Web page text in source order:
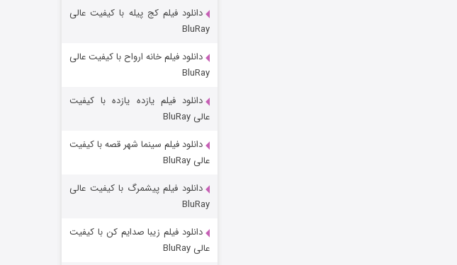
خاندان اژدها فصل ۳
جادوگری در مغولستان
دانلود فیلم کج‌ پیله با کیفیت عالی
BluRay
دانلود فیلم خانه ارواح با کیفیت عالی
BluRay
دانلود فیلم یازده یازده با کیفیت
عالی BluRay
دانلود فیلم سینما شهر قصه با کیفیت
عالی BluRay
دانلود فیلم پیشمرگ با کیفیت عالی
BluRay
دانلود فیلم زیبا صدایم کن با کیفیت
عالی BluRay